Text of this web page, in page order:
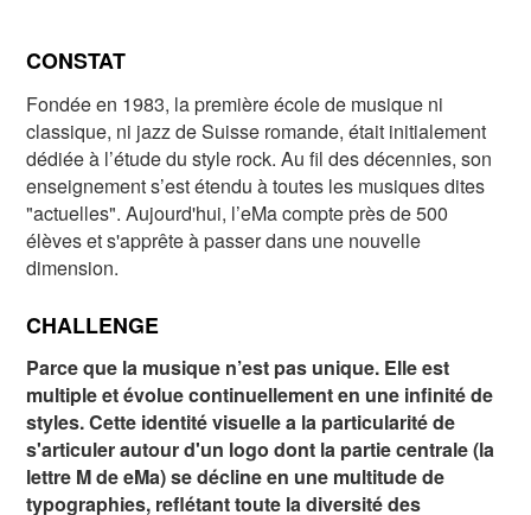
CONSTAT
Fondée en 1983, la première école de musique ni
classique, ni jazz de Suisse romande, était initialement
dédiée à l’étude du style rock. Au fil des décennies, son
enseignement s’est étendu à toutes les musiques dites
"actuelles". Aujourd'hui, l’eMa compte près de 500
élèves et s'apprête à passer dans une nouvelle
dimension.
CHALLENGE
Parce que la musique n’est pas unique. Elle est
multiple et évolue continuellement en une infinité de
styles. Cette identité visuelle a la particularité de
s'articuler autour d'un logo dont la partie centrale (la
lettre M de eMa) se décline en une multitude de
typographies, reflétant toute la diversité des